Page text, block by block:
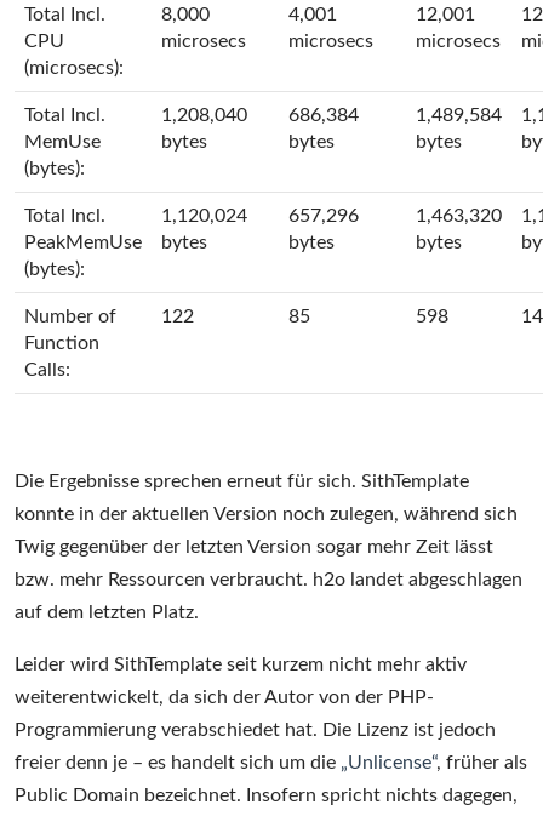
Total Incl.
CPU
(microsecs):
8,000
microsecs
4,001
microsecs
12,001
microsecs
Total Incl.
MemUse
(bytes):
1,208,040
bytes
686,384
bytes
1,489,584
bytes
Total Incl.
PeakMemUse
(bytes):
1,120,024
bytes
657,296
bytes
1,463,320
bytes
Number of
Function
Calls:
122 85 598
Die Ergebnisse sprechen erneut für sich. SithTemplate
konnte in der aktuellen Version noch zulegen, während sich
Twig gegenüber der letzten Version sogar mehr Zeit lässt
bzw. mehr Ressourcen verbraucht. h2o landet abgeschlagen
auf dem letzten Platz.
Leider wird SithTemplate seit kurzem nicht mehr aktiv
weiterentwickelt, da sich der Autor von der PHP-
Programmierung verabschiedet hat. Die Lizenz ist jedoch
freier denn je – es handelt sich um die „Unlicense“, früher als
Public Domain bezeichnet. Insofern spricht nichts dagegen,